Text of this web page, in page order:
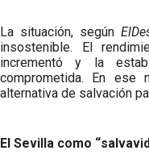
La situación, según
insostenible. El
incrementó y la
comprometida. En ese
alternativa de salvación
El Sevilla como